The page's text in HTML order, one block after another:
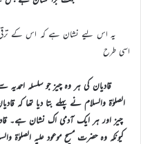
یہ اس لیے نشان ہے کہ اس کے
اسی طرح
قادیان کی ہر وہ چیز جو سلسلہ
الصلوٰۃ والسلام نے پہلے بتا دیا تھا کہ
چیز اور ہر ایک آدمی اک نشان ہے۔
کیونکہ وہ حضرت مسیح موعود علیہ الصلوٰۃ